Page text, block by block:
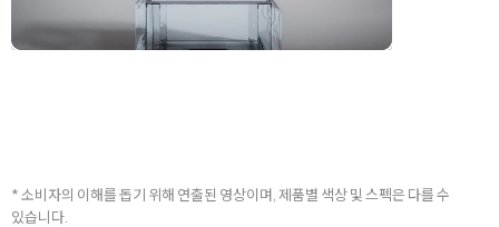
* 소비자의 이해를 돕기 위해 연출된 영상이며, 제품별 색상 및 스펙은 다를 수
있습니다.